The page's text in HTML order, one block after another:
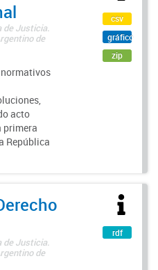
de Justicia.
de
acto
primera
República
csv
gráfico
zip
de Justicia.
de
rdf